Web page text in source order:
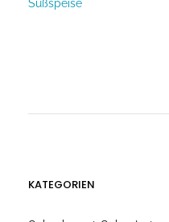
Süßspeise
KATEGORIEN